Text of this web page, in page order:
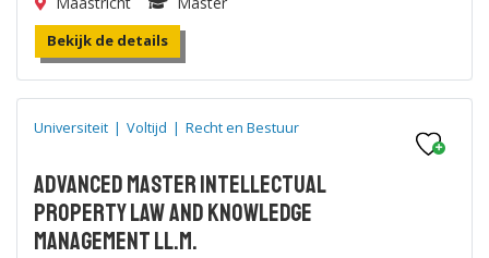
Bekijk de details
Universiteit | Voltijd | Recht en Bestuur
Advanced Master Intellectual
Property Law and Knowledge
Management LL.M.